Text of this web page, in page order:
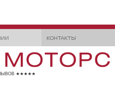
КОНТАКТЫ
★★★★★